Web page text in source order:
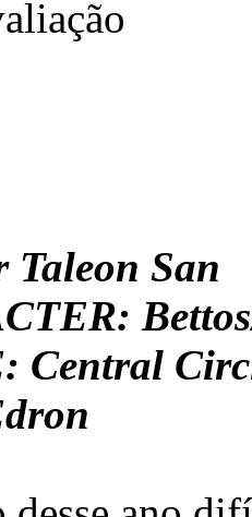
Taleon San
Central